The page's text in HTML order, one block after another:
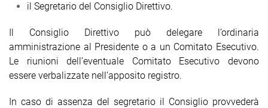
il Segretario del Consiglio Direttivo.
Il Consiglio Direttivo può delegare l’ordinaria
amministrazione al Presidente o a un Comitato Esecutivo.
Le riunioni dell’eventuale Comitato Esecutivo devono
essere verbalizzate nell’apposito registro.
In caso di assenza del segretario il Consiglio provvederà